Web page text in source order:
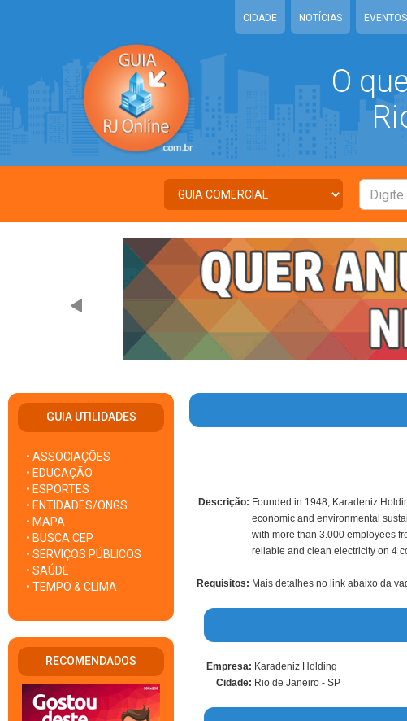
CIDADE NOTÍCIAS EVENTOS
O
GUIA UTILIDADES
• ASSOCIAÇÕES
• EDUCAÇÃO
• ESPORTES
• ENTIDADES/ONGS
• MAPA
• BUSCA CEP
• SERVIÇOS PÚBLICOS
• SAÚDE
• TEMPO & CLIMA
RECOMENDADOS
Descrição: Founded in 1948, Karadeniz
economic and environmental
with more than 3.000 employees
reliable and clean electricity on 4
Requisitos: Mais detalhes no link abaixo da
Empresa: Karadeniz Holding
Cidade: Rio de Janeiro - SP